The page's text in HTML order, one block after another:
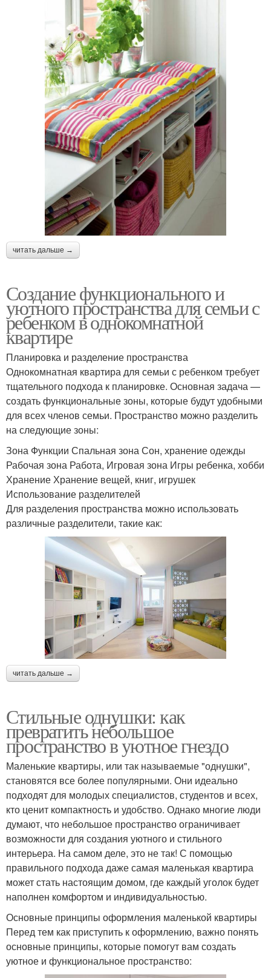
читать дальше →
Создание функционального и
уютного пространства для семьи с
ребенком в однокомнатной
квартире
Планировка и разделение пространства
Однокомнатная квартира для семьи с ребенком требует
тщательного подхода к планировке. Основная задача —
создать функциональные зоны, которые будут удобными
для всех членов семьи. Пространство можно разделить
на следующие зоны:
Зона Функции Спальная зона Сон, хранение одежды
Рабочая зона Работа, Игровая зона Игры ребенка, хобби
Хранение Хранение вещей, книг, игрушек
Использование разделителей
Для разделения пространства можно использовать
различные разделители, такие как:
читать дальше →
Стильные однушки: как
превратить небольшое
пространство в уютное гнездо
Маленькие квартиры, или так называемые "однушки",
становятся все более популярными. Они идеально
подходят для молодых специалистов, студентов и всех,
кто ценит компактность и удобство. Однако многие люди
думают, что небольшое пространство ограничивает
возможности для создания уютного и стильного
интерьера. На самом деле, это не так! С помощью
правильного подхода даже самая маленькая квартира
может стать настоящим домом, где каждый уголок будет
наполнен комфортом и индивидуальностью.
Основные принципы оформления маленькой квартиры
Перед тем как приступить к оформлению, важно понять
основные принципы, которые помогут вам создать
уютное и функциональное пространство: